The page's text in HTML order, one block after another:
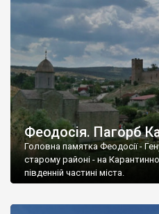
Феодосія. Пагорб
Головна памятка Феодосії -
старому районі - на
південній частині міста.